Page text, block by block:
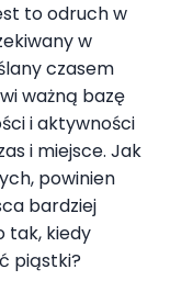
to odruch w
w
czasem
ważną bazę
i aktywności
i miejsce. Jak
powinien
bardziej
tak, kiedy
piąstki?